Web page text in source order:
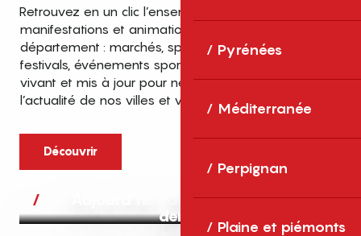
Pyrénées
Méditerranée
Perpignan
Plaine et piémonts
Retrouvez en un clic l’ensemble des fêtes,
manifestations et animations recensées dans le
département : marchés, spectacles, expositions,
festivals, événements sportifs et culturels… un agenda
vivant et mis à jour pour ne rien manquer de
l’actualité de nos villes et villages.
Découvrir
Aujourd’hui, demain et après-
demain